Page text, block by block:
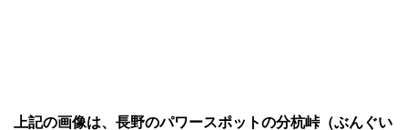
上記の画像は、長野のパワースポットの分杭峠（ぶんぐい